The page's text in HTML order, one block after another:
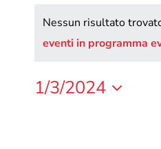
Nessun risultato
eventi in programma
1/3/2024